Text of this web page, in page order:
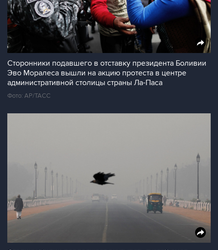
Сторонники подавшего в отставку президента Боливии
Эво Моралеса вышли на акцию протеста в центре
административной столицы страны Ла-Паса
Фото: AP/ТАСС